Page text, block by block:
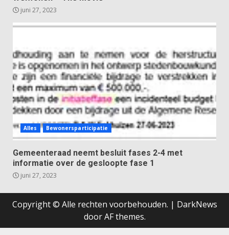
juni 27, 2023
Alles Bewonersparticipatie
Gemeenteraad neemt besluit fases 2-4 met
informatie over de gesloopte fase 1
juni 27, 2023
Copyright © Alle rechten voorbehouden. | DarkNews
door AF themes.